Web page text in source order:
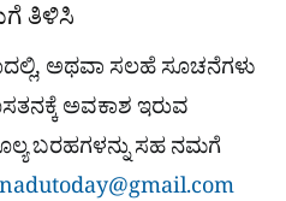
ತಿಳಿಸಿ
ಅಥವಾ ಸಲಹೆ ಸೂಚನೆಗಳು
ಅವಕಾಶ ಇರುವ
ಬರಹಗಳನ್ನು ಸಹ ನಮಗೆ